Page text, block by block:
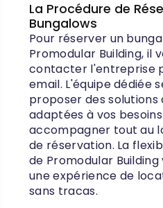
La Procédure de
Bungalows
Pour réserver un
Promodular Building, il
contacter l'entreprise
email. L'équipe dédiée
proposer des
adaptées à vos
accompagner tout au
de réservation. La
de Promodular
une expérience de
sans tracas.